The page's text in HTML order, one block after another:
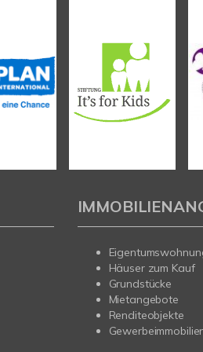
Häuser zum Kauf
Grundstücke
Mietangebote
Renditeobjekte